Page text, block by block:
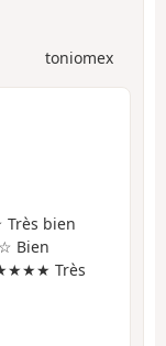
toniomex
bien
Bien
Très